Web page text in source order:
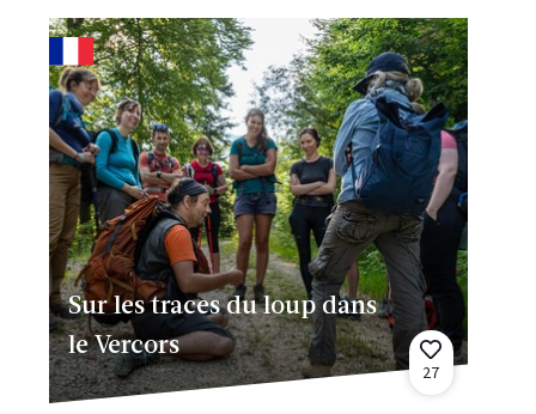
Sur les traces du loup dans
le Vercors
27